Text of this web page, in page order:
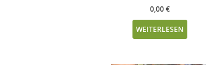
0,00€
WEITERLESEN